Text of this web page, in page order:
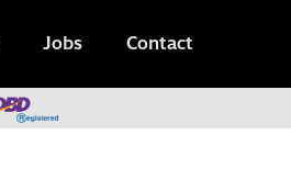
Jobs Contact